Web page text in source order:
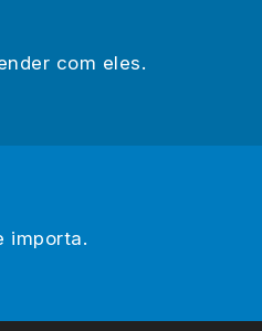
com eles.
importa.